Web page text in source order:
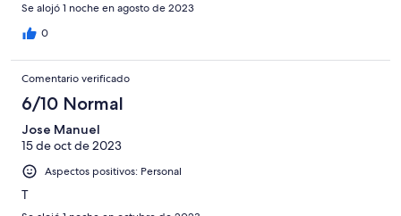
Se alojó 1 noche en agosto de 2023
0
Comentario verificado
6/10 Normal
Jose Manuel
15 de oct de 2023
Aspectos positivos: Personal
T